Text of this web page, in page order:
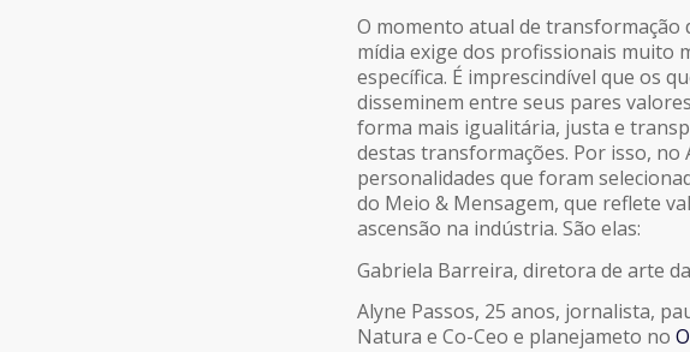
FEED RSS
LINK
INCORPORAR
O momento atual de transformação
mídia exige dos profissionais muito
específica. É imprescindível que os
disseminem entre seus pares
forma mais igualitária, justa e
destas transformações. Por isso, no
personalidades que foram
do Meio & Mensagem, que reflete
ascensão na indústria. São elas:
Gabriela Barreira, diretora de arte
Alyne Passos, 25 anos, jornalista,
Natura e Co-Ceo e planejameto no